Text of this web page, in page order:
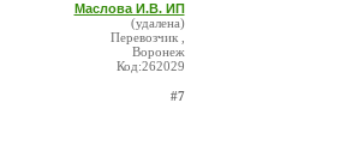
Маслова И.В. ИП
(удалена)
Перевозчик ,
Воронеж
Код:262029
#7